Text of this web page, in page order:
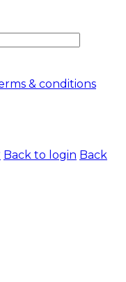
& conditions
Back to login Back